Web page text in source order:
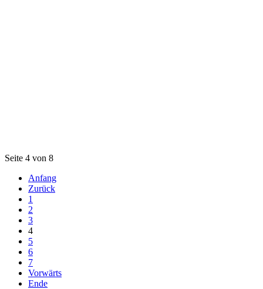
Seite 4 von 8
Anfang
Zurück
1
2
3
4
5
6
7
Vorwärts
Ende